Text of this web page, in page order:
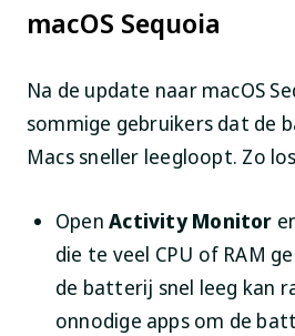
macOS Sequoia
Na de update naar macOS
sommige gebruikers dat de
Macs sneller leegloopt. Zo
OpenActivity Monitor
die te veel CPU of RAM
de batterij snel leeg kan
onnodige apps om de